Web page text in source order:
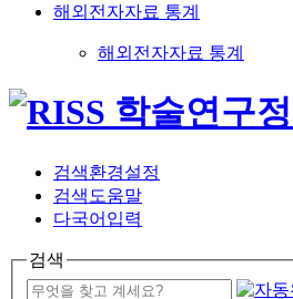
해외전자자료 통계
해외전자자료 통계
검색환경설정
검색도움말
다국어입력
검색